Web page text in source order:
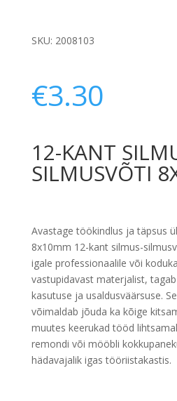
SKU: 2008103
€3.30
12-KANT
SILMUSVÕTI
Avastage töökindlus ja täpsus
8x10mm 12-kant silmus-
igale professionaalile või
vastupidavast materjalist,
kasutuse ja usaldusväärsuse.
võimaldab jõuda ka kõige
muutes keerukad tööd
remondi või mööbli
hädavajalik igas tööriistakastis.